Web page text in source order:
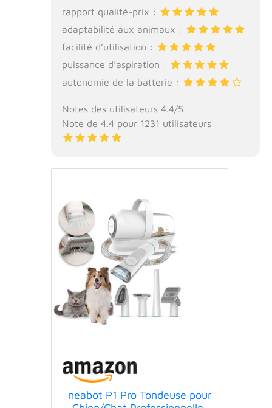
rapport qualité-prix :
adaptabilité aux animaux :
facilité d’utilisation :
puissance d’aspiration :
autonomie de la batterie :
Notes des utilisateurs 4.4/5
Note de 4.4 pour 1231 utilisateurs
neabot P1 Pro Tondeuse pour